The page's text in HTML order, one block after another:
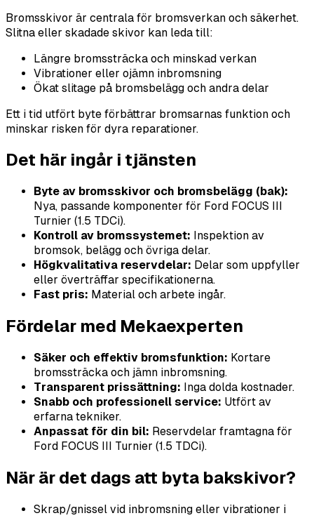
Bromsskivor är centrala för bromsverkan och säkerhet.
Slitna eller skadade skivor kan leda till:
Längre bromssträcka och minskad verkan
Vibrationer eller ojämn inbromsning
Ökat slitage på bromsbelägg och andra delar
Ett i tid utfört byte förbättrar bromsarnas funktion och
minskar risken för dyra reparationer.
Det här ingår i tjänsten
Byte av bromsskivor och bromsbelägg (bak):
Nya, passande komponenter för Ford FOCUS III
Turnier (1.5 TDCi).
Kontroll av bromssystemet: Inspektion av
bromsok, belägg och övriga delar.
Högkvalitativa reservdelar: Delar som uppfyller
eller överträffar specifikationerna.
Fast pris: Material och arbete ingår.
Fördelar med Mekaexperten
Säker och effektiv bromsfunktion: Kortare
bromssträcka och jämn inbromsning.
Transparent prissättning: Inga dolda kostnader.
Snabb och professionell service: Utfört av
erfarna tekniker.
Anpassat för din bil: Reservdelar framtagna för
Ford FOCUS III Turnier (1.5 TDCi).
När är det dags att byta bakskivor?
Skrap/gnissel vid inbromsning eller vibrationer i